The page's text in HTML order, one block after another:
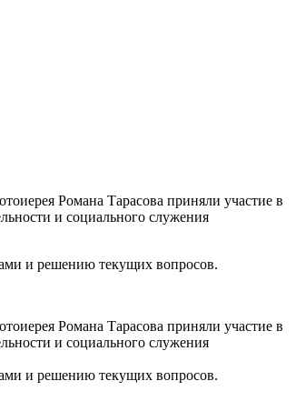
Романа Тарасова приняли участие в
и социального служения
и решению текущих вопросов.
Романа Тарасова приняли участие в
и социального служения
и решению текущих вопросов.